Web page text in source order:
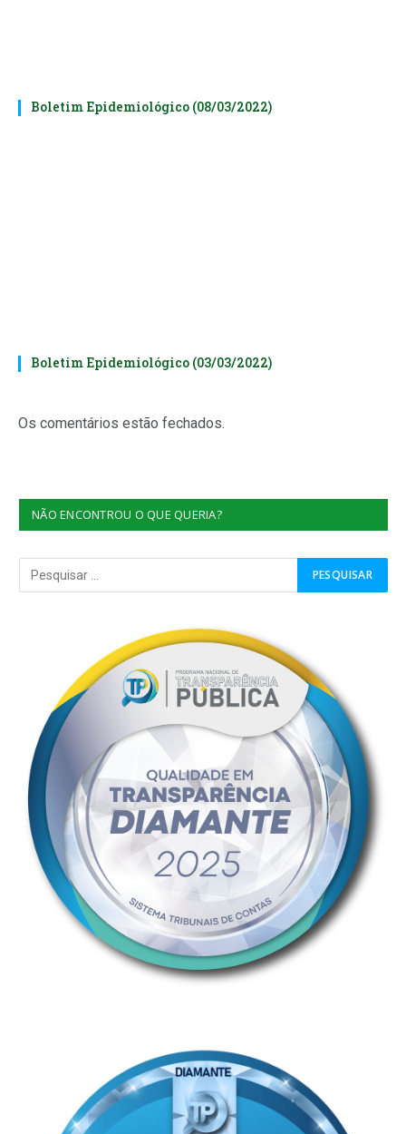
Boletim Epidemiológico (08/03/2022)
Boletim Epidemiológico (03/03/2022)
Os comentários estão fechados.
NÃO ENCONTROU O QUE QUERIA?